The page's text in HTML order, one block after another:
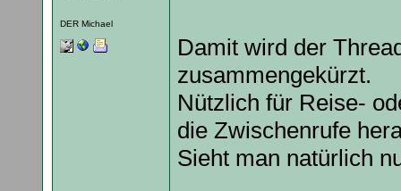
DER Michael
Damit wird der
zusammengekürzt.
Nützlich für Reise-
die Zwischenrufe
Sieht man natürlich